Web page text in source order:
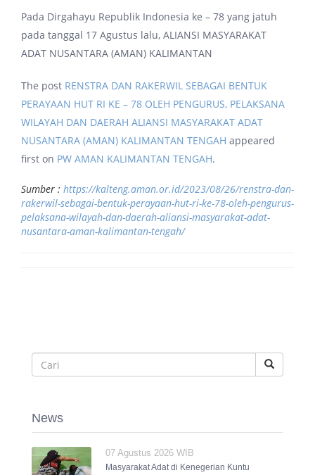
Pada Dirgahayu Republik Indonesia ke – 78 yang jatuh
pada tanggal 17 Agustus lalu, ALIANSI MASYARAKAT
ADAT NUSANTARA (AMAN) KALIMANTAN
The post RENSTRA DAN RAKERWIL SEBAGAI BENTUK
PERAYAAN HUT RI KE – 78 OLEH PENGURUS, PELAKSANA
WILAYAH DAN DAERAH ALIANSI MASYARAKAT ADAT
NUSANTARA (AMAN) KALIMANTAN TENGAH appeared
first on PW AMAN KALIMANTAN TENGAH.
Sumber : https://kalteng.aman.or.id/2023/08/26/renstra-dan-
rakerwil-sebagai-bentuk-perayaan-hut-ri-ke-78-oleh-pengurus-
pelaksana-wilayah-dan-daerah-aliansi-masyarakat-adat-
nusantara-aman-kalimantan-tengah/
News
07 Agustus 2026 WIB
Masyarakat Adat di Kenegerian Kuntu